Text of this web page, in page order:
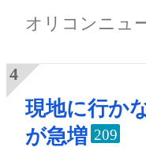
オリコンニュ
現地に行か
が急増 209